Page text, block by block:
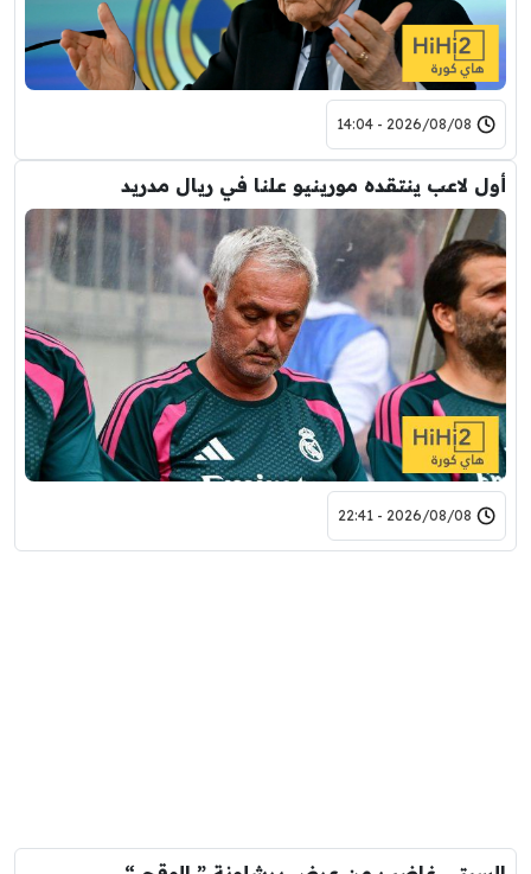
2026/08/08 - 14:04
أول لاعب ينتقده مورينيو علنا في ريال مدريد
2026/08/08 - 22:41